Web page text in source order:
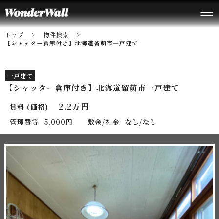
トップ
物件検索
【シャッター倉庫付き】北海道留萌市一戸建て
一戸建て
【シャッター倉庫付き】北海道留萌市一戸建て
賃料 (価格) 2.2万円
管理費等 5,000円 敷金/礼金 なし/なし